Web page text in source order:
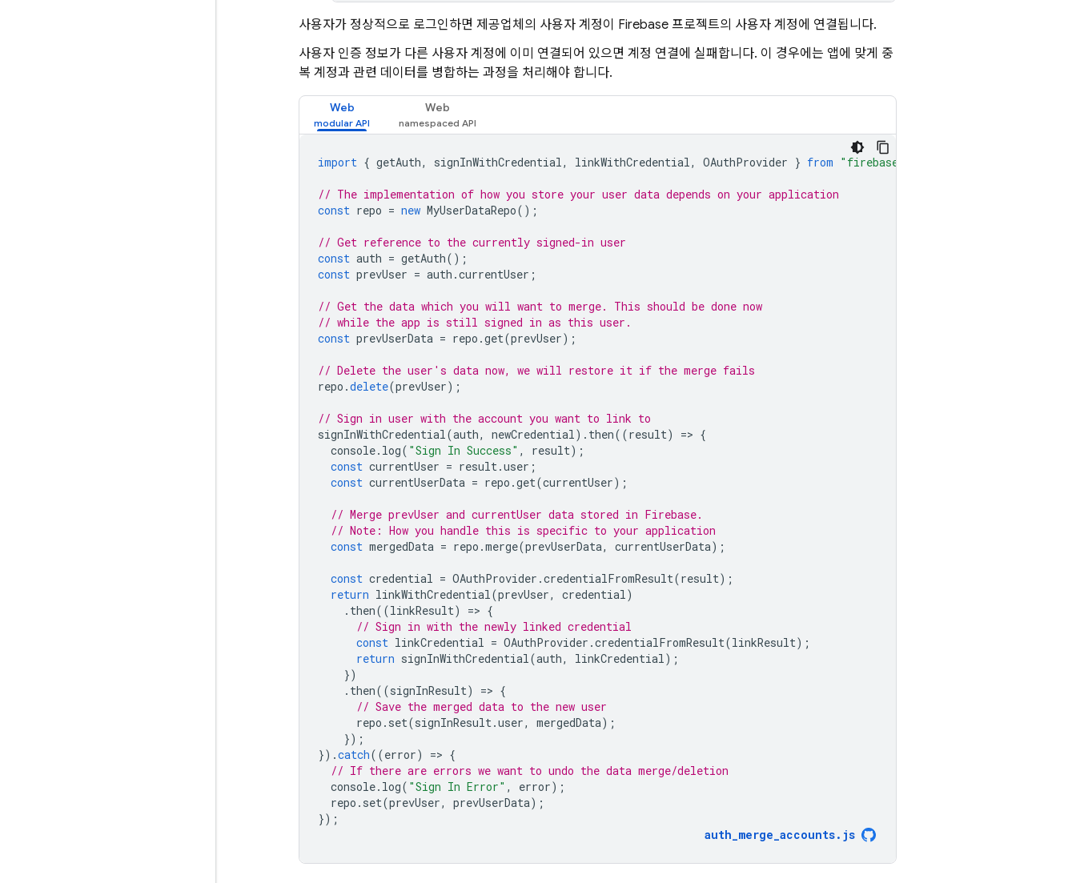
사용자가 정상적으로 로그인하면 제공업체의 사용자 계정이 Firebase 프로젝트의 사용자 계정에 연결됩니다.
사용자 인증 정보가 다른 사용자 계정에 이미 연결되어 있으면 계정 연결에 실패합니다. 이 경우에는 앱에 맞게 중
복 계정과 관련 데이터를 병합하는 과정을 처리해야 합니다.
Web Web
import { getAuth, signInWithCredential, linkWithCredential, OAuthProvider } from "firebase/auth"
// The implementation of how you store your user data depends on your application
const repo = new MyUserDataRepo();
// Get reference to the currently signed-in user
const auth = getAuth();
const prevUser = auth .currentUser ;
// Get the data which you will want to merge. This should be done now
// while the app is still signed in as this user.
const prevUserData = repo .get(prevUser);
// Delete the user's data now, we will restore it if the merge fails
repo .delete(prevUser);
// Sign in user with the account you want to link to
signInWithCredential(auth, newCredential). then((result) => {
console. log( "Sign In Success" , result);
const currentUser = result.user ;
const currentUserData = repo .get(currentUser);
// Merge prevUser and currentUser data stored in Firebase.
// Note: How you handle this is specific to your application
const mergedData = repo .merge(prevUserData, currentUserData);
const credential = OAuthProvider .credentialFromResult(result);
return linkWithCredential(prevUser, credential)
. then((linkResult) => {
// Sign in with the newly linked credential
const linkCredential = OAuthProvider .credentialFromResult(linkResult);
return signInWithCredential(auth, linkCredential);
})
. then((signInResult) => {
// Save the merged data to the new user
repo . set(signInResult.user, mergedData);
});
}).catch((error) => {
// If there are errors we want to undo the data merge/deletion
console. log( "Sign In Error" , error);
repo . set(prevUser, prevUserData);
});
auth_merge_accounts. js